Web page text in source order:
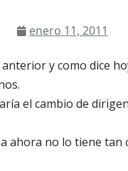
enero 11, 2011
y como dice
el cambio de
ahora no lo tiene tan